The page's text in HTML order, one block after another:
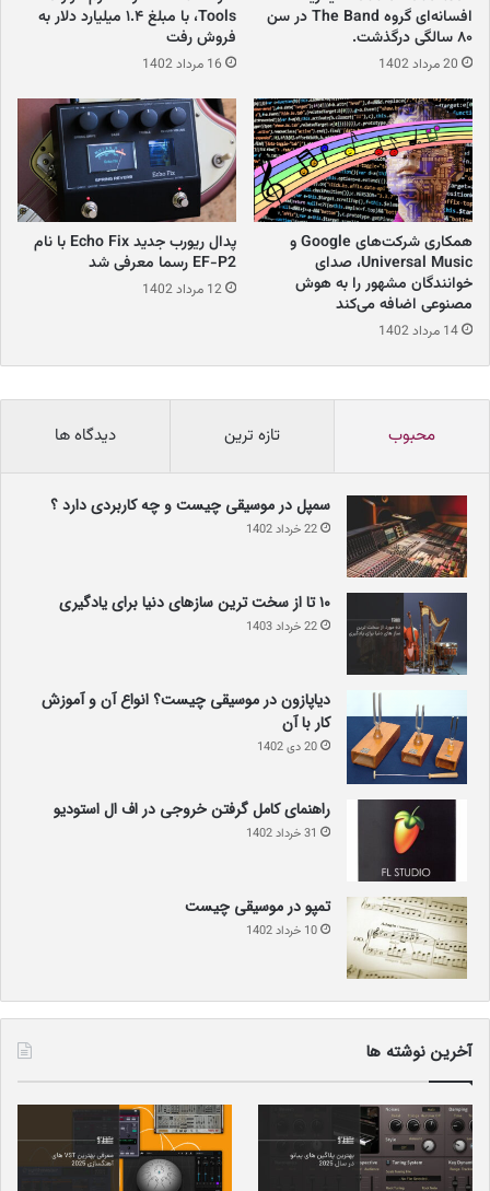
افسانه‌ای گروه The Band در سن
۸۰ سالگی درگذشت.
20 مرداد 1402
Tools، با مبلغ ۱.۴ میلیارد دلار به
فروش رفت
16 مرداد 1402
همکاری شرکت‌های Google و
Universal Music، صدای
خوانندگان مشهور را به هوش
مصنوعی اضافه می‌کند
14 مرداد 1402
پدال ریورب جدید Echo Fix با نام
EF-P2 رسما معرفی شد
12 مرداد 1402
محبوب تازه ترین دیدگاه ها
سمپل در موسیقی چیست و چه کاربردی دارد ؟
22 خرداد 1402
۱۰ تا از سخت ترین سازهای دنیا برای یادگیری
22 خرداد 1403
دیاپازون در موسیقی چیست؟ انواع آن و آموزش
کار با آن
20 دی 1402
راهنمای کامل گرفتن خروجی در اف ال استودیو
31 خرداد 1402
تمپو در موسیقی چیست
10 خرداد 1402
آخرین نوشته ها